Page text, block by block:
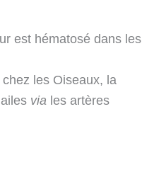
est hématosé dans les
les Oiseaux, la
via les artères